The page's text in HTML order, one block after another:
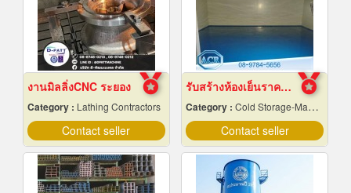
งานมิลลิ่งCNC ระยอง
Category : Lathing Contractors
Contact seller
รับสร้างห้องเย็นราคาถูก
Category : Cold Storage-Manufacturers & Installation Designer
Contact seller